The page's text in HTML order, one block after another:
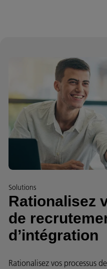
Solutions
Rationalisez
de
d’intégration
Rationalisez vos processus